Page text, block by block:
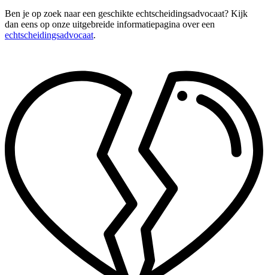
Ben je op zoek naar een geschikte echtscheidingsadvocaat? Kijk
dan eens op onze uitgebreide informatiepagina over een
echtscheidingsadvocaat.